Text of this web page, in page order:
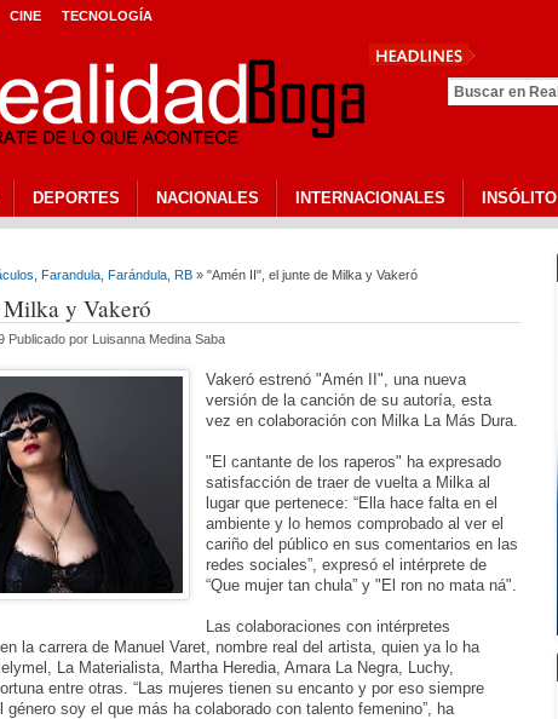
CINE TECNOLOGÍA
DEPORTES NACIONALES INTERNACIONALES INSÓLITO
Farandula Farándula RB » "Amén II", el junte de Milka y Vakeró
y Vakeró
Publicado por Luisanna Medina Saba
Vakeró estrenó "Amén II", una nueva
versión de la canción de su autoría, esta
vez en colaboración con Milka La Más Dura.
"El cantante de los raperos" ha expresado
satisfacción de traer de vuelta a Milka al
lugar que pertenece: “Ella hace falta en el
ambiente y lo hemos comprobado al ver el
cariño del público en sus comentarios en las
redes sociales”, expresó el intérprete de
“Que mujer tan chula” y "El ron no mata ná".
Las colaboraciones con intérpretes
la carrera de Manuel Varet, nombre real del artista, quien ya lo ha
La Materialista, Martha Heredia, Amara La Negra, Luchy,
entre otras. “Las mujeres tienen su encanto y por eso siempre
soy el que más ha colaborado con talento femenino”, ha